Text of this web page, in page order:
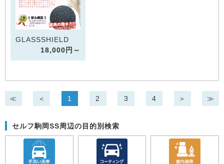
GLASSSHIELD
18,000円～
≪ ＜ 1 2 3 4 ＞ ≫
セルフ駒岡SS周辺の目的別検索